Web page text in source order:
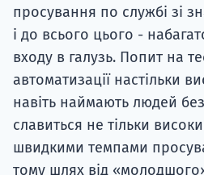
просування по службі зі
і до всього цього -
входу в галузь. Попит на
автоматизації настільки
навіть наймають людей без
славиться не тільки
швидкими темпами
тому шлях від